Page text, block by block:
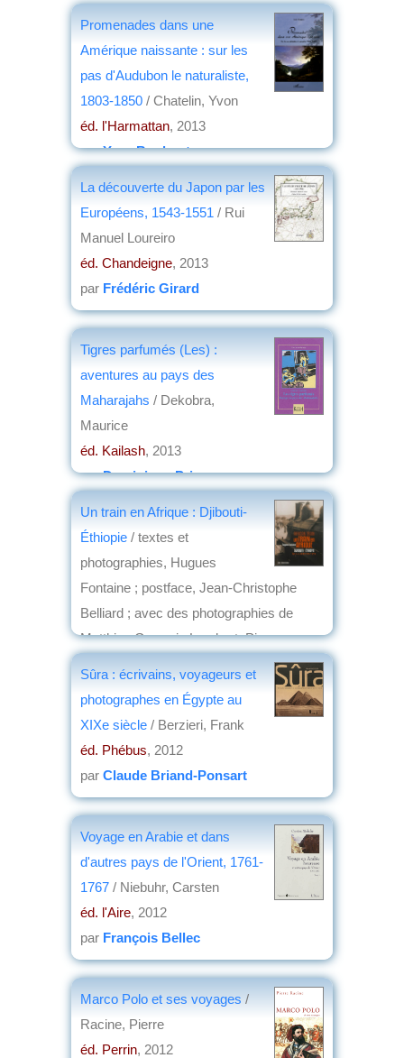
Promenades dans une
Amérique naissante : sur les
pas d'Audubon le naturaliste,
1803-1850 / Chatelin, Yvon
éd. l'Harmattan, 2013
parYves Boulvert
La découverte du Japon par les
Européens, 1543-1551 / Rui
Manuel Loureiro
éd. Chandeigne, 2013
par Frédéric Girard
Tigres parfumés (Les) :
aventures au pays des
Maharajahs / Dekobra,
Maurice
éd. Kailash, 2013
parDominique Prince
Un train en Afrique : Djibouti-
Éthiopie / textes et
photographies, Hugues
Fontaine ; postface, Jean-Christophe
Belliard ; avec des photographies de
Matthieu Germain Lambert, Pierre
Javelot ; un texte de Yves-Marie Stranger
; et la collaboration de Jacques
Trampont, ... [et al.] ; [traduction par
Sûra : écrivains, voyageurs et
photographes en Égypte au
XIXe siècle / Berzieri, Frank
éd. Phébus, 2012
par Claude Briand-Ponsart
Voyage en Arabie et dans
d'autres pays de l'Orient, 1761-
1767 / Niebuhr, Carsten
éd. l'Aire, 2012
par François Bellec
Marco Polo et ses voyages /
Racine, Pierre
éd. Perrin, 2012